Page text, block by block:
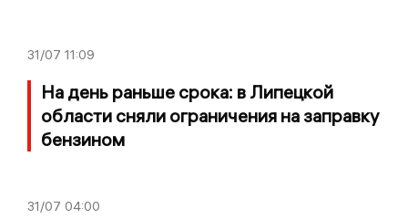
31/07 11:09
На день раньше срока: в Липецкой
области сняли ограничения на заправку
бензином
31/07 04:00